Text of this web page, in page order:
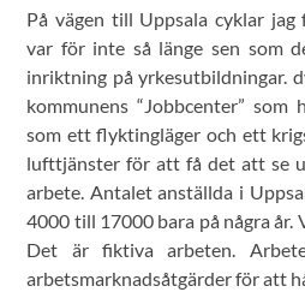
På vägen till Uppsala cyklar jag
var för inte så länge sen som
inriktning på yrkesutbildningar.
kommunens “Jobbcenter”
som ett flyktingläger och ett
lufttjänster för att få det att se
arbete. Antalet anställda i
4000 till 17000 bara på några år.
Det är fiktiva arbeten.
arbetsmarknadsåtgärder för att